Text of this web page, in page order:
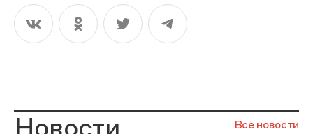
Все новости